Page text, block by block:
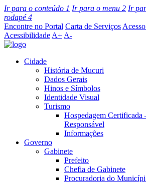
Ir para o conteúdo 1 Ir para o menu 2 Ir
rodapé4
Encontre no Portal Carta de Serviços
Acessibilidade A+ A-
Cidade
História de Mucuri
Dados Gerais
Hinos e Símbolos
Identidade Visual
Turismo
Hospedagem Certificada
Responsável
Informações
Governo
Gabinete
Prefeito
Chefia de Gabinete
Procuradoria do